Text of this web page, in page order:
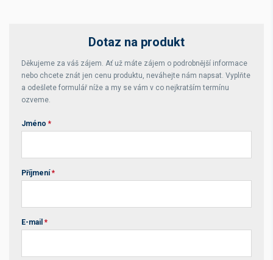
Dotaz na produkt
Děkujeme za váš zájem. Ať už máte zájem o podrobnější informace
nebo chcete znát jen cenu produktu, neváhejte nám napsat. Vyplňte
a odešlete formulář níže a my se vám v co nejkratším termínu
ozveme.
Jméno *
Příjmení *
E-mail *